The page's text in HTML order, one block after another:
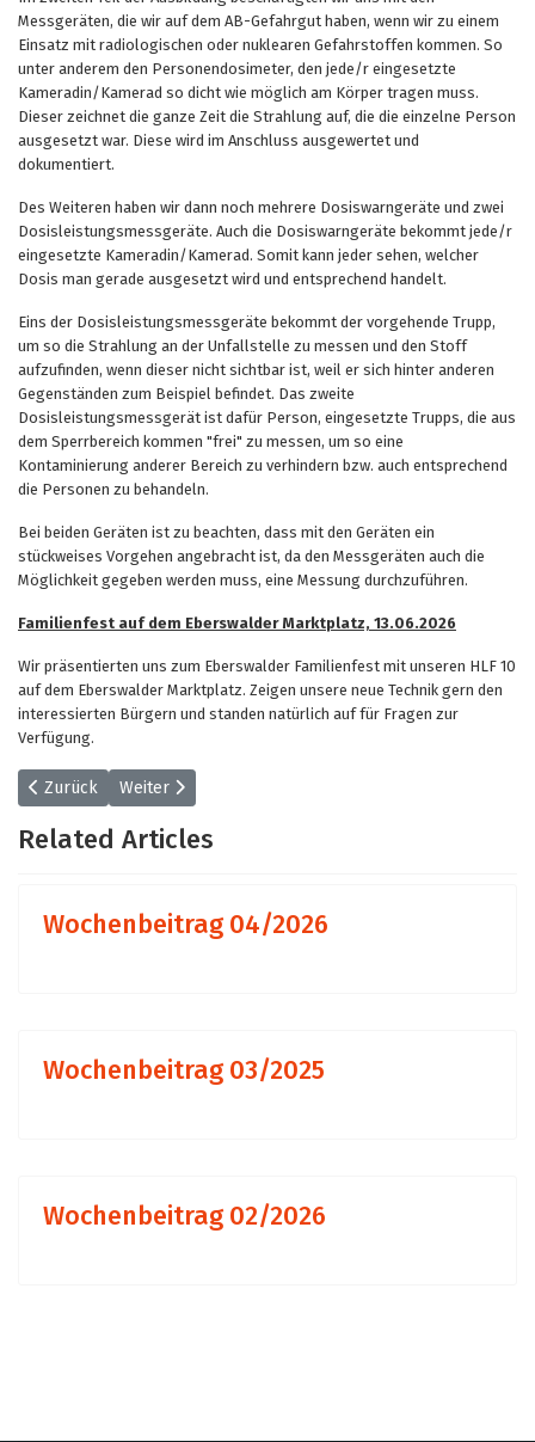
Messgeräten, die wir auf dem AB-Gefahrgut haben, wenn wir zu einem
Einsatz mit radiologischen oder nuklearen Gefahrstoffen kommen. So
unter anderem den Personendosimeter, den jede/r eingesetzte
Kameradin/Kamerad so dicht wie möglich am Körper tragen muss.
Dieser zeichnet die ganze Zeit die Strahlung auf, die die einzelne Person
ausgesetzt war. Diese wird im Anschluss ausgewertet und
dokumentiert.
Des Weiteren haben wir dann noch mehrere Dosiswarngeräte und zwei
Dosisleistungsmessgeräte. Auch die Dosiswarngeräte bekommt jede/r
eingesetzte Kameradin/Kamerad. Somit kann jeder sehen, welcher
Dosis man gerade ausgesetzt wird und entsprechend handelt.
Eins der Dosisleistungsmessgeräte bekommt der vorgehende Trupp,
um so die Strahlung an der Unfallstelle zu messen und den Stoff
aufzufinden, wenn dieser nicht sichtbar ist, weil er sich hinter anderen
Gegenständen zum Beispiel befindet. Das zweite
Dosisleistungsmessgerät ist dafür Person, eingesetzte Trupps, die aus
dem Sperrbereich kommen "frei" zu messen, um so eine
Kontaminierung anderer Bereich zu verhindern bzw. auch entsprechend
die Personen zu behandeln.
Bei beiden Geräten ist zu beachten, dass mit den Geräten ein
stückweises Vorgehen angebracht ist, da den Messgeräten auch die
Möglichkeit gegeben werden muss, eine Messung durchzuführen.
Familienfest auf dem Eberswalder Marktplatz, 13.06.2026
Wir präsentierten uns zum Eberswalder Familienfest mit unseren HLF 10
auf dem Eberswalder Marktplatz. Zeigen unsere neue Technik gern den
interessierten Bürgern und standen natürlich auf für Fragen zur
Verfügung.
Vorheriger Beitrag: Wochenbeitrag 25/2026
Zurück Nächster Beitrag: Wochenbeitrag 23/2026
Weiter
Related Articles
Wochenbeitrag 04/2026
Wochenbeitrag 03/2025
Wochenbeitrag 02/2026